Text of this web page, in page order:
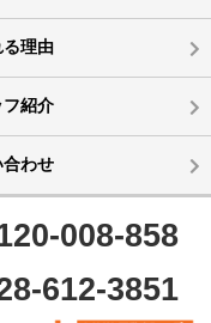
理由
フ紹介
合わせ
008-858
612-3851